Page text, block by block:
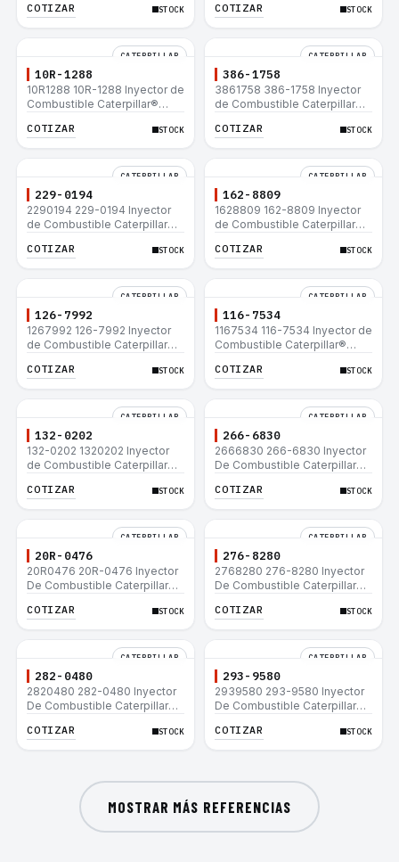
980H
COTIZAR STOCK
3516C 854G 992G
COTIZAR STOCK
CATERPILLAR
10R-1288
10R1288 10R-1288 Inyector de
Combustible Caterpillar®
3516C 854G 992G
COTIZAR STOCK
CATERPILLAR
386-1758
3861758 386-1758 Inyector
de Combustible Caterpillar®
3516C 854G 992G
COTIZAR STOCK
CATERPILLAR
229-0194
2290194 229-0194 Inyector
de Combustible Caterpillar®
3516C 854G 992G
COTIZAR STOCK
CATERPILLAR
162-8809
1628809 162-8809 Inyector
de Combustible Caterpillar®
3516C 854G 992G
COTIZAR STOCK
CATERPILLAR
126-7992
1267992 126-7992 Inyector
de Combustible Caterpillar®
3516C 854G 992G
COTIZAR STOCK
CATERPILLAR
116-7534
1167534 116-7534 Inyector de
Combustible Caterpillar®
3516C 854G 992G
COTIZAR STOCK
CATERPILLAR
132-0202
132-0202 1320202 Inyector
de Combustible Caterpillar®
3516C 854G 992G
COTIZAR STOCK
CATERPILLAR
266-6830
2666830 266-6830 Inyector
De Combustible Caterpillar®
COTIZAR STOCK
CATERPILLAR
20R-0476
20R0476 20R-0476 Inyector
De Combustible Caterpillar®
COTIZAR STOCK
CATERPILLAR
276-8280
2768280 276-8280 Inyector
De Combustible Caterpillar®
COTIZAR STOCK
CATERPILLAR
282-0480
2820480 282-0480 Inyector
De Combustible Caterpillar®
COTIZAR STOCK
CATERPILLAR
293-9580
2939580 293-9580 Inyector
De Combustible Caterpillar®
COTIZAR STOCK
MOSTRAR MÁS REFERENCIAS